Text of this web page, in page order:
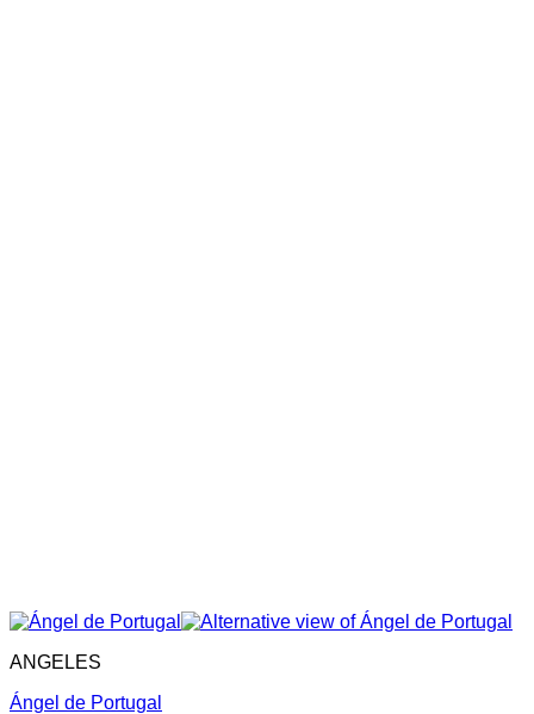
ANGELES
Ángel de Portugal